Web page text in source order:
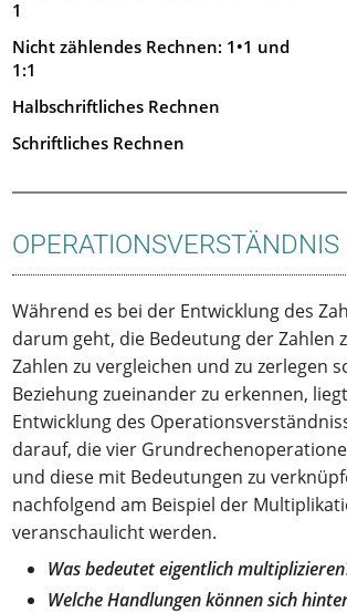
1
Nicht zählendes Rechnen: 1•1 und
1:1
Halbschriftliches Rechnen
Schriftliches Rechnen
OPERATIONSVERSTÄNDNIS
Während es bei der Entwicklung des
darum geht, die Bedeutung der Zahlen
Zahlen zu vergleichen und zu zerlegen
Beziehung zueinander zu erkennen,
Entwicklung des
darauf, die vier
und diese mit Bedeutungen zu
nachfolgend am Beispiel der
veranschaulicht werden.
Was bedeutet eigentlich
Welche Handlungen können sich